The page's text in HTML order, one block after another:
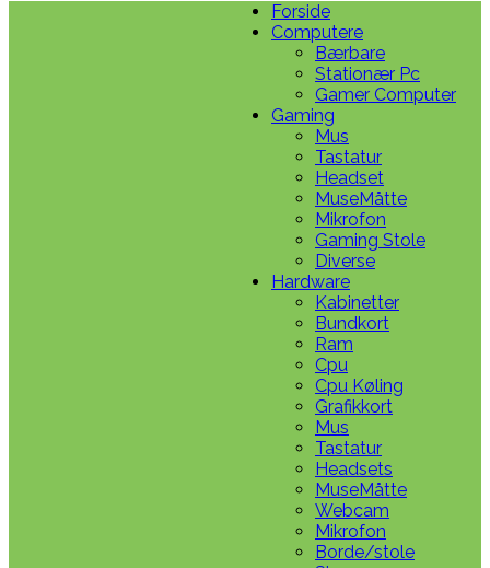
Forside
Computere
Bærbare
Stationær Pc
Gamer Computer
Gaming
Mus
Tastatur
Headset
MuseMåtte
Mikrofon
Gaming Stole
Diverse
Hardware
Kabinetter
Bundkort
Ram
Cpu
Cpu Køling
Grafikkort
Mus
Tastatur
Headsets
MuseMåtte
Webcam
Mikrofon
Borde/stole